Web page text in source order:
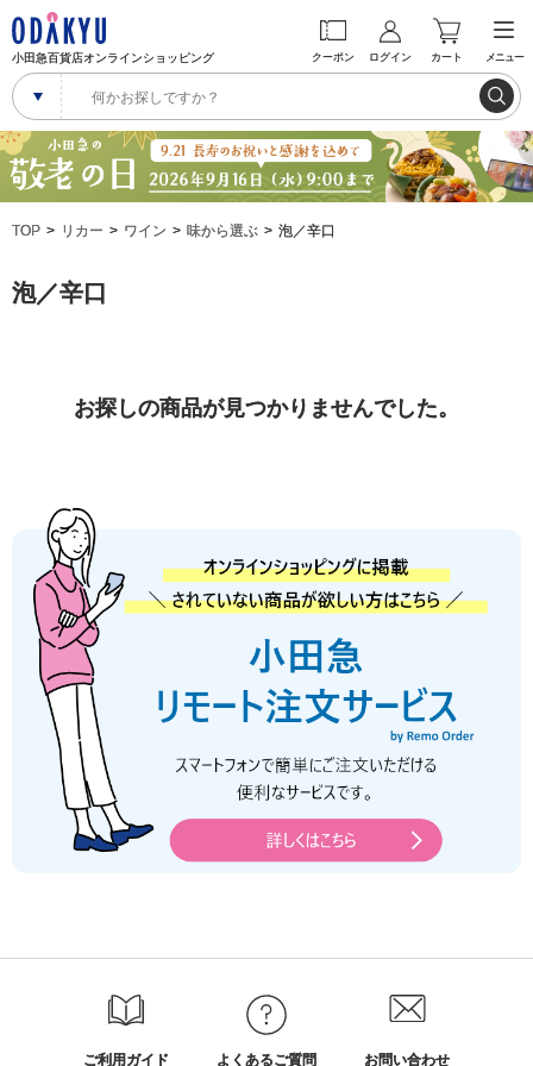
小田急百貨店オンラインショッピング クーポン ログイン カート メニュー
TOP リカー ワイン 味から選ぶ 泡／辛口
泡／辛口
お探しの商品が見つかりませんでした。
ご利用ガイド よくあるご質問 お問い合わせ